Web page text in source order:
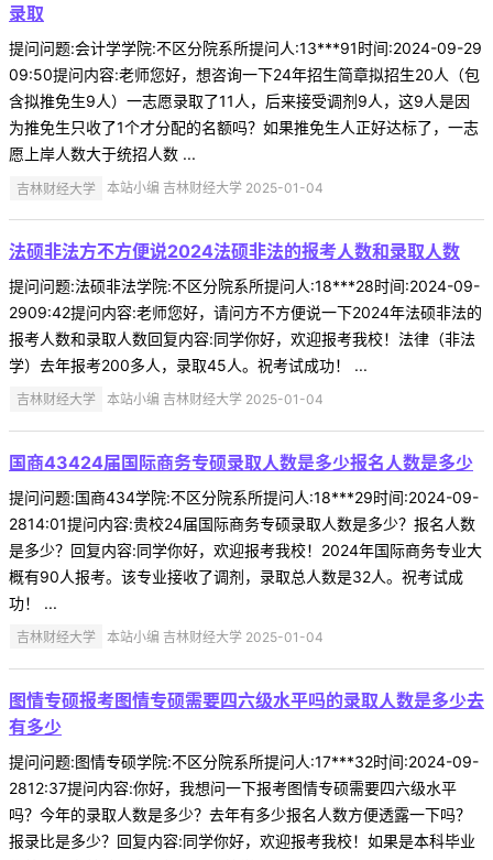
录取
提问问题:会计学学院:不区分院系所提问人:13***91时间:2024-09-29
09:50提问内容:老师您好，想咨询一下24年招生简章拟招生20人（包
含拟推免生9人）一志愿录取了11人，后来接受调剂9人，这9人是因
为推免生只收了1个才分配的名额吗？如果推免生人正好达标了，一志
愿上岸人数大于统招人数 ...
吉林财经大学 本站小编 吉林财经大学 2025-01-04
法硕非法方不方便说2024法硕非法的报考人数和录取人数
提问问题:法硕非法学院:不区分院系所提问人:18***28时间:2024-09-
2909:42提问内容:老师您好，请问方不方便说一下2024年法硕非法的
报考人数和录取人数回复内容:同学你好，欢迎报考我校！法律（非法
学）去年报考200多人，录取45人。祝考试成功！ ...
吉林财经大学 本站小编 吉林财经大学 2025-01-04
国商43424届国际商务专硕录取人数是多少报名人数是多少
提问问题:国商434学院:不区分院系所提问人:18***29时间:2024-09-
2814:01提问内容:贵校24届国际商务专硕录取人数是多少？报名人数
是多少？回复内容:同学你好，欢迎报考我校！2024年国际商务专业大
概有90人报考。该专业接收了调剂，录取总人数是32人。祝考试成
功！ ...
吉林财经大学 本站小编 吉林财经大学 2025-01-04
图情专硕报考图情专硕需要四六级水平吗的录取人数是多少去
有多少
提问问题:图情专硕学院:不区分院系所提问人:17***32时间:2024-09-
2812:37提问内容:你好，我想问一下报考图情专硕需要四六级水平
吗？今年的录取人数是多少？去年有多少报名人数方便透露一下吗？
报录比是多少？回复内容:同学你好，欢迎报考我校！如果是本科毕业